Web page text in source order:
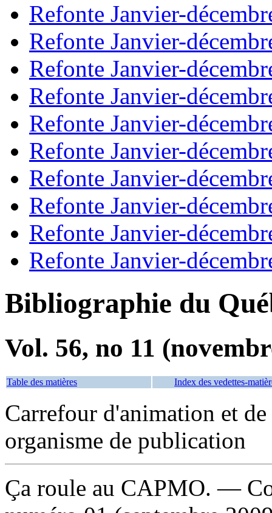
Refonte Janvier-
Refonte Janvier-
Refonte Janvier-
Refonte Janvier-
Refonte Janvier-
Refonte Janvier-
Refonte Janvier-
Refonte Janvier-
Refonte Janvier-
Refonte Janvier-
Bibliographie du
Vol. 56, no 11
Table des matières Index des vedettes-
Carrefour d'animation et
organisme de publication
Ça roule au CAPMO. —